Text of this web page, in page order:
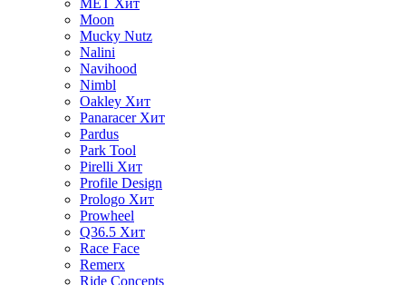
MET Хит
Moon
Mucky Nutz
Nalini
Navihood
Nimbl
Oakley Хит
Panaracer Хит
Pardus
Park Tool
Pirelli Хит
Profile Design
Prologo Хит
Prowheel
Q36.5 Хит
Race Face
Remerx
Ride Concepts